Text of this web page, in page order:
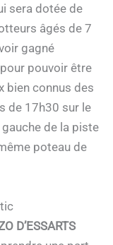
sera dotée de
âgés de 7
gagné
pouvoir être
bien connus des
de 17h30 sur le
de la piste
poteau de
D’ESSARTS